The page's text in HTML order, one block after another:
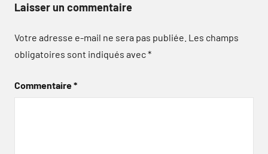
Laisser un commentaire
Votre adresse e-mail ne sera pas publiée. Les champs
obligatoires sont indiqués avec*
Commentaire*